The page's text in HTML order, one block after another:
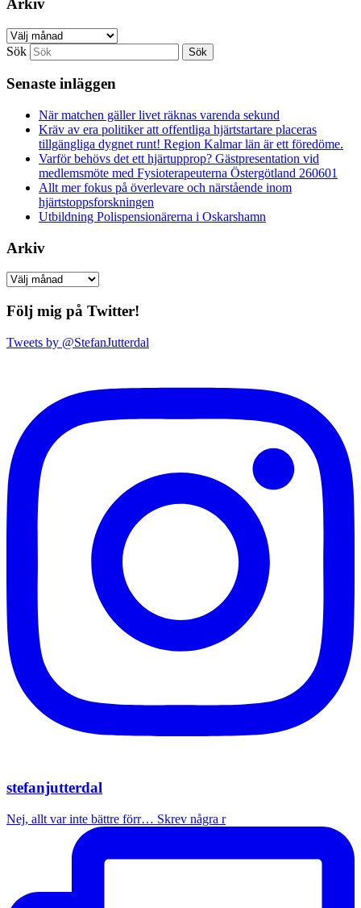
Arkiv
Arkiv
Sök
Senaste inläggen
När matchen gäller livet räknas varenda sekund
Kräv av era politiker att offentliga hjärtstartare placeras
tillgängliga dygnet runt! Region Kalmar län är ett föredöme.
Varför behövs det ett hjärtupprop? Gästpresentation vid
medlemsmöte med Fysioterapeuterna Östergötland 260601
Allt mer fokus på överlevare och närstående inom
hjärtstoppsforskningen
Utbildning Polispensionärerna i Oskarshamn
Arkiv
Arkiv
Följ mig på Twitter!
Tweets by @StefanJutterdal
stefanjutterdal
Nej, allt var inte bättre förr… Skrev några r